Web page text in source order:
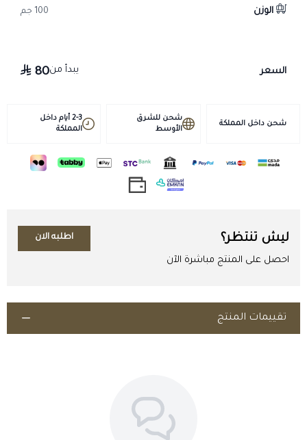
إشرافه.
منشط خيل
كريتاميتازون٢٠٢٢
معزز شعب هوائية
فلمبو
الوزن 100 جم
السعر يبدأ من80
شحن داخل المملكة
شحن للشرق
الأوسط
2-3 أيام داخل
المملكة
ليش تنتظر؟
احصل على المنتج مباشرة الآن
اطلبه الان
اطلب المنتج
تقييمات المنتج